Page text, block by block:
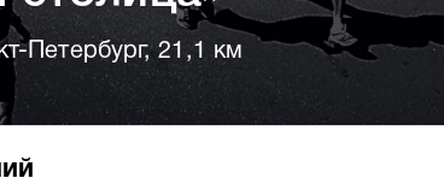
Петербург, 21,1 км